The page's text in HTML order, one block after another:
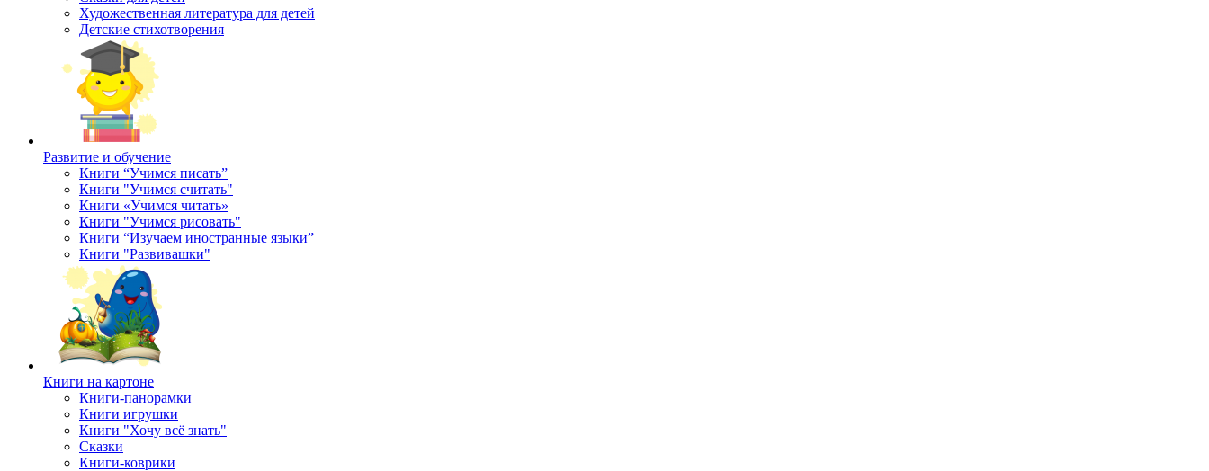
Художественная литература для детей
Детские стихотворения
Развитие и обучение
Книги “Учимся писать”
Книги "Учимся считать"
Книги «Учимся читать»
Книги "Учимся рисовать"
Книги “Изучаем иностранные языки”
Книги "Развивашки"
Книги на картоне
Книги-панорамки
Книги игрушки
Книги "Хочу всё знать"
Сказки
Книги-коврики